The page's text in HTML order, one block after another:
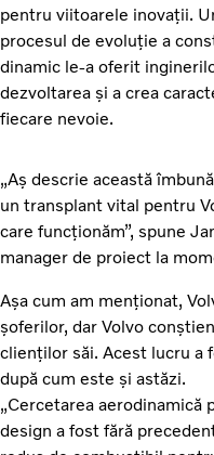
pentru viitoarele inovații.
procesul de evoluție a
dinamic le-a oferit
dezvoltarea și a crea
fiecare nevoie.
„Aș descrie această
un transplant vital pentru
care funcționăm”, spune
manager de proiect la
Așa cum am menționat,
șoferilor, dar Volvo
clienților săi. Acest lucru a
după cum este și astăzi.
„Cercetarea aerodinamică
design a fost fără